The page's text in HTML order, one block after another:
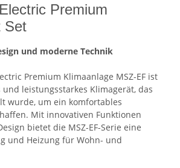
Premium
Set
und moderne Technik
Premium Klimaanlage MSZ-EF ist
leistungsstarkes Klimagerät, das
wurde, um ein komfortables
Mit innovativen Funktionen
bietet die MSZ-EF-Serie eine
und Heizung für Wohn- und